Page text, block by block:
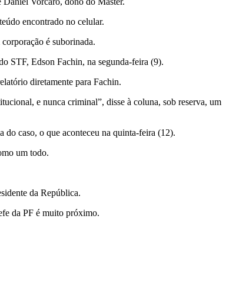
encontrado no celular.
é suborinada.
STF, Edson Fachin, na segunda-feira (9).
diretamente para Fachin.
e nunca criminal”, disse à coluna, sob reserva, um
caso, o que aconteceu na quinta-feira (12).
um todo.
da República.
da PF é muito próximo.